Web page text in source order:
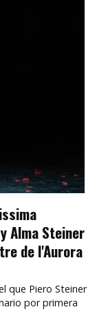
Alma Steiner
de l'Aurora
que Piero Steiner
por primera